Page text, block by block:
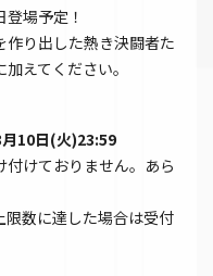
場予定！
り出した熱き決闘者た
えてください。
10日(火)23:59
けておりません。あら
限数に達した場合は受付